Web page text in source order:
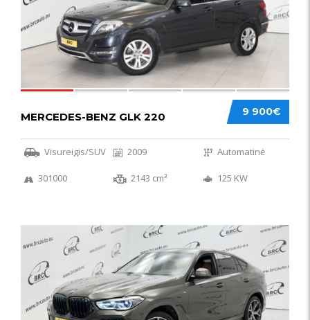
9 900€
MERCEDES-BENZ GLK 220
Visureigis/SUV 2009 Automatinė
301000 2143 cm³ 125 KW
58